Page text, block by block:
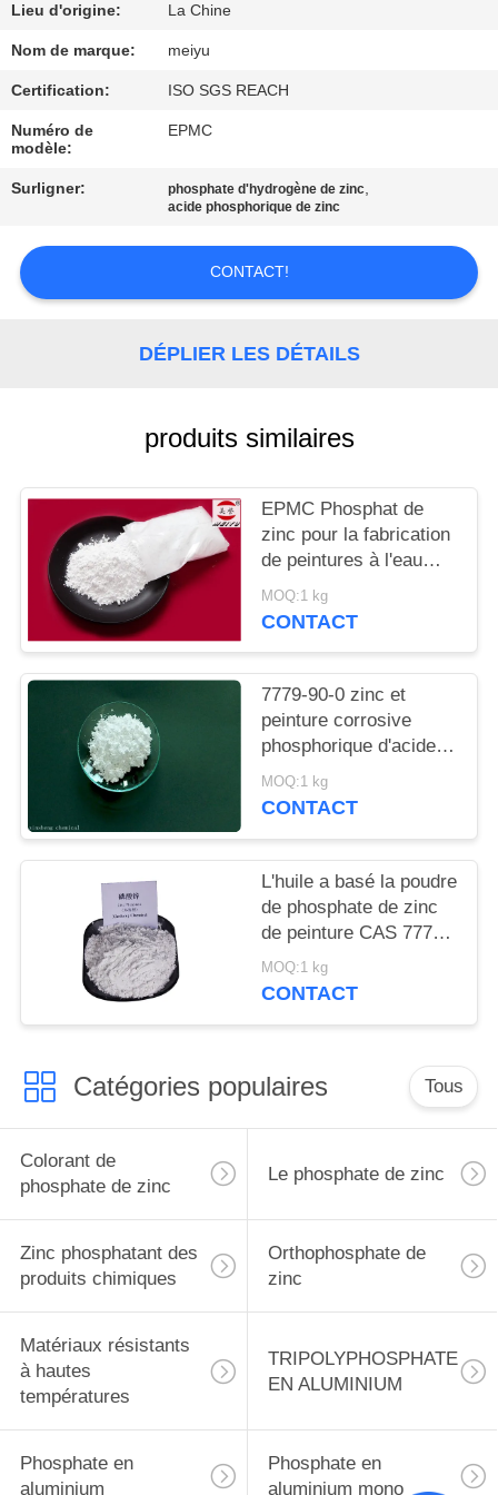
NOUS
VISITE
DE
L'USINE
DE
LA
CONTACTER
DEMANDEZ
DEVIS
PLAN
DU
PRIVACY
POLICY
Lieu d'origine: La Chine
Nom de marque: meiyu
Certification: ISO SGS REACH
Numéro de
modèle:
EPMC
Surligner: phosphate d'hydrogène de zinc,
acide phosphorique de zinc
CONTACT!
DÉPLIER LES DÉTAILS
produits similaires
EPMC Phosphat de
zinc pour la fabrication
de peintures à l'eau
avec des peintures
antirouille basses en
MOQ:1 kg
CONTACT
7779-90-0 zinc et
peinture corrosive
phosphorique d'acide
d'Acidzinc et
phosphorique anti pour
MOQ:1 kg
CONTACT
L'huile a basé la poudre
de phosphate de zinc
de peinture CAS 7779-
90-0 pour le bateau et
les structures
MOQ:1 kg
CONTACT
Catégories populaires Tous
Colorant de
phosphate de zinc
Le phosphate de zinc
Zinc phosphatant des
produits chimiques
Orthophosphate de
zinc
Matériaux résistants
à hautes
températures
TRIPOLYPHOSPHATE
EN ALUMINIUM
Phosphate en
aluminium
Phosphate en
aluminium mono